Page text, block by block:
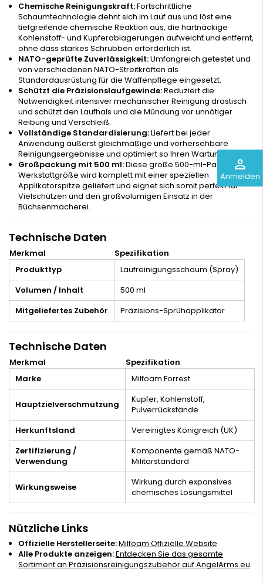
perm_identity
Anmelden
Chemische Reinigungskraft:Fortschrittliche
Schaumtechnologie dehnt sich im Lauf aus und löst eine
tiefgreifende chemische Reaktion aus, die hartnäckige
Kohlenstoff- und Kupferablagerungen aufweicht und entfernt,
ohne dass starkes Schrubben erforderlich ist.
NATO-geprüfte Zuverlässigkeit:Umfangreich getestet und
von verschiedenen NATO-Streitkräften als
Standardausrüstung für die Waffenpflege eingesetzt.
Schützt die Präzisionslaufgewinde:Reduziert die
Notwendigkeit intensiver mechanischer Reinigung drastisch
und schützt den Laufhals und die Mündung vor unnötiger
Reibung und Verschleiß.
Vollständige Standardisierung:Liefert bei jeder
Anwendung äußerst gleichmäßige und vorhersehbare
Reinigungsergebnisse und optimiert so Ihren Wartungsplan.
Großpackung mit 500 ml:Diese große 500-ml-Packung in
Werkstattgröße wird komplett mit einer speziellen
Applikatorspitze geliefert und eignet sich somit perfekt für
Vielschützen und den großvolumigen Einsatz in der
Büchsenmacherei.
Technische Daten
Merkmal
Spezifikation
Produkttyp
Laufreinigungsschaum (Spray)
Volumen / Inhalt
500 ml
Mitgeliefertes Zubehör
Präzisions-Sprühapplikator
Technische Daten
Merkmal
Spezifikation
Marke
Milfoam Forrest
Hauptzielverschmutzung
Kupfer, Kohlenstoff,
Pulverrückstände
Herkunftsland
Vereinigtes Königreich (UK)
Zertifizierung /
Verwendung
Komponente gemäß NATO-
Militärstandard
Wirkungsweise
Wirkung durch expansives
chemisches Lösungsmittel
Nützliche Links
Offizielle Herstellerseite:Milfoam Offizielle Website
Alle Produkte anzeigen:Entdecken Sie das gesamte
Sortiment an Präzisionsreinigungszubehör auf AngelArms.eu